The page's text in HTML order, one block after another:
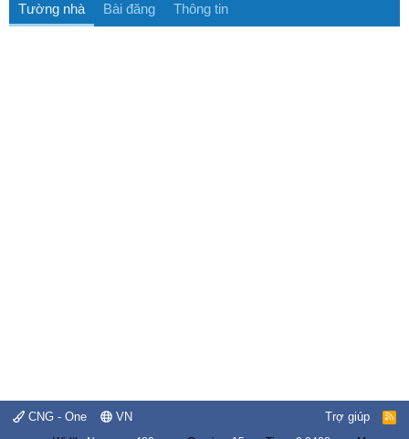
Tường nhà Bài đăng Thông tin
CNG - One VN Trợ giúp
R